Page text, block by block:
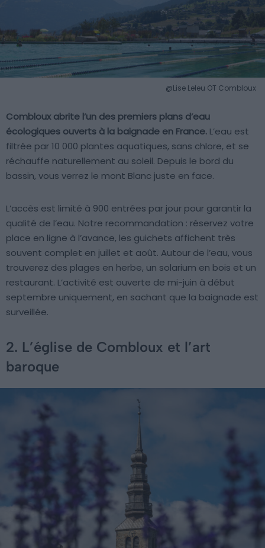
@Lise Leleu OT Combloux
Combloux abrite l’un des premiers plans d’eau
écologiques ouverts à la baignade en France. L’eau est
filtrée par 10 000 plantes aquatiques, sans chlore, et se
réchauffe naturellement au soleil. Depuis le bord du
bassin, vous verrez le mont Blanc juste en face.
L’accès est limité à 900 entrées par jour pour garantir la
qualité de l’eau. Notre recommandation : réservez votre
place en ligne à l’avance, les guichets affichent très
souvent complet en juillet et août. Autour de l’eau, vous
trouverez des plages en herbe, un solarium en bois et un
restaurant. L’activité est ouverte de mi-juin à début
septembre uniquement, en sachant que la baignade est
surveillée.
2. L’église de Combloux et l’art
baroque